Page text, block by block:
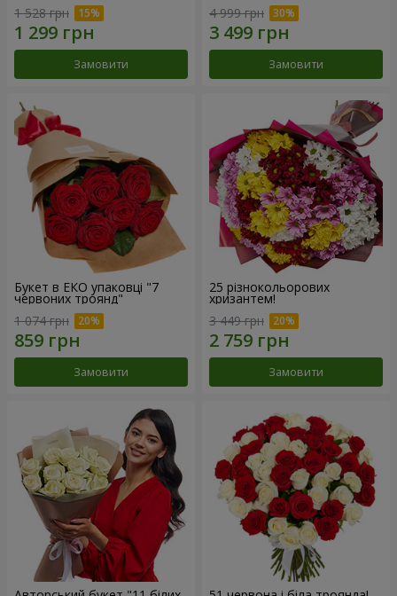
1 528 грн
Замовити
4 999 грн
Замовити
Букет в ЕКО упаковці "7
червоних троянд"
1 074 грн
Замовити
25 різнокольорових
хризантем!
3 449 грн
Замовити